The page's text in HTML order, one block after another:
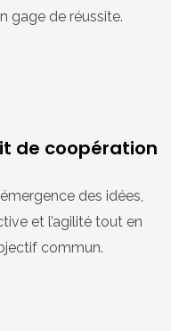
gage de réussite.
de coopération
des idées,
et l’agilité tout en
commun.